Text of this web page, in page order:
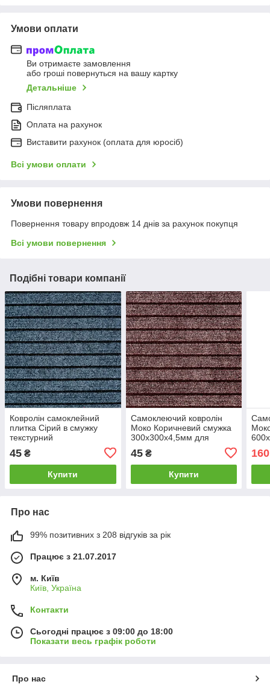
Умови оплати
Ви отримаєте замовлення
або гроші повернуться на вашу картку
Детальніше
Післяплата
Оплата на рахунок
Виставити рахунок (оплата для юросіб)
Всі умови оплати
Умови повернення
Повернення товару впродовж 14 днів за рахунок покупця
Всі умови повернення
Подібні товари компанії
Ковролін самоклейний
плитка Сірий в смужку
текстурний
підлоги і стін м'яке
покриття поштучно
45 ₴
Купити
Самоклеючий ковролін
Моко Коричневий смужка
300х300х4,5мм для
ковролінова поштучно
45₴
Купити
160
Про нас
99% позитивних з 208 відгуків за рік
Працює з 21.07.2017
м. Київ
Київ, Україна
Контакти
Сьогодні працює з 09:00 до 18:00
Показати весь графік роботи
Про нас